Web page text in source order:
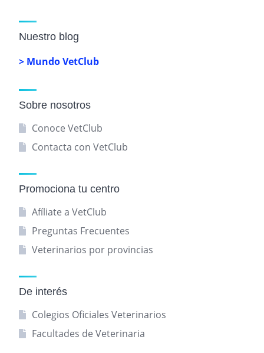
Nuestro blog
> Mundo VetClub
Sobre nosotros
Conoce VetClub
Contacta con VetClub
Promociona tu centro
Afíliate a VetClub
Preguntas Frecuentes
Veterinarios por provincias
De interés
Colegios Oficiales Veterinarios
Facultades de Veterinaria